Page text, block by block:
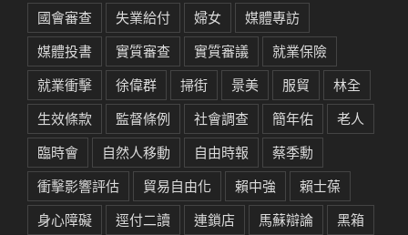
國會審查
失業給付 婦女
媒體專訪
媒體投書
實質審查 實質審議
就業保險
就業衝擊
徐偉群 掃街 景美 服貿
林全
生效條款
監督條例 社會調查 簡年佑
老人
臨時會
自然人移動 自由時報
蔡季勳
衝擊影響評估
貿易自由化 賴中強
賴士葆
身心障礙
逕付二讀 連鎖店 馬蘇辯論 黑箱